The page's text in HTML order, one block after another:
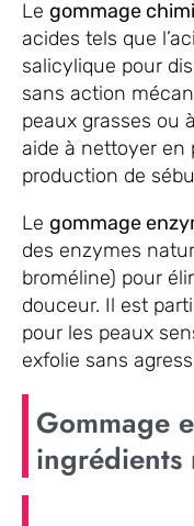
Le gommage
acides tels que
salicylique pour
sans action
peaux grasses ou
aide à nettoyer en
production de
Le gommage
des enzymes
broméline) pour
douceur. Il est
pour les peaux
exfolie sans
Gommage